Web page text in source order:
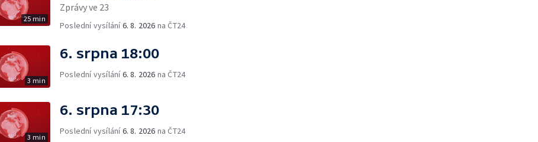
25 min
Zprávy ve 23
Poslední vysílání6. 8. 2026 na ČT24
3 min
6. srpna 18:00
Poslední vysílání6. 8. 2026 na ČT24
3 min
6. srpna 17:30
Poslední vysílání6. 8. 2026 na ČT24